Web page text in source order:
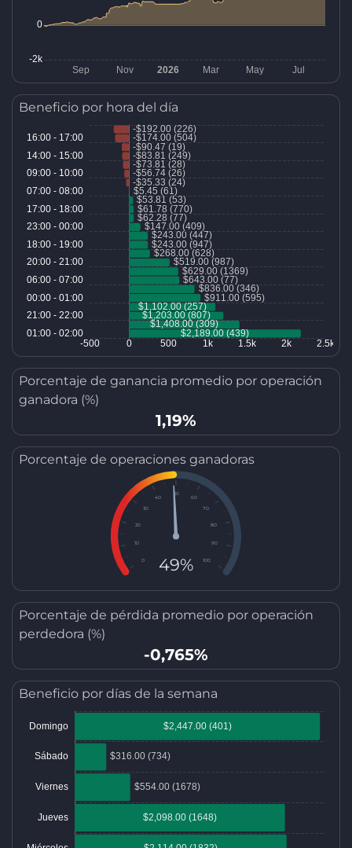
Beneficio por hora del día
Porcentaje de ganancia promedio por operación
ganadora (%)
1,19%
Porcentaje de operaciones ganadoras
0
10
20
30
40
50
60
70
80
90
100
49%
Porcentaje de pérdida promedio por operación
perdedora (%)
-0,765%
Beneficio por días de la semana